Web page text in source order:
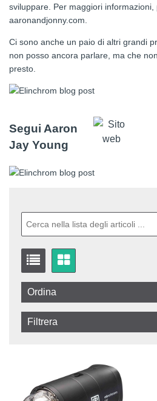
sviluppare. Per maggiori informazioni,
aaronandjonny.com.
Ci sono anche un paio di altri grandi
non posso ancora parlare, ma che
presto.
Segui Aaron
Jay Young
Ordina
Artikelkod
IVA Inclusa
Filtrera